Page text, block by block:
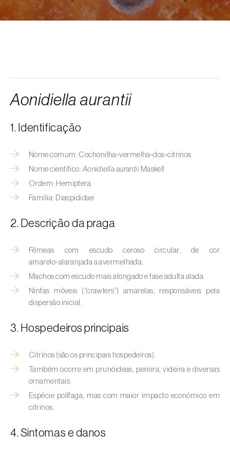
Afídeo-da-erva-maça (Rhopalosiphum
oxyacanthae
Afídeo-das-hastes-da-roseira
(
Brachycaudus prunicola)
Afídeo-do-espinheiro (
Afídeo-farinhento-do-pessegueiro
Afídeo-lanígero-das-macieiras (
Eriosoma
Afídeo-negro-do-feijão (Aphis fabae)
(Brachycaudus persicae)
Afídeo-verde ( Myzus persicae )
Afídeo-verde-da-ameixeira (Brachycaudus
helichrysi)
Afídeo-verde-da-amendoeira
Aonidiella aurantii
1. Identificação
Nome comum: Cochonilha‑vermelha‑dos‑citrinos
Nome científico:Aonidiella aurantii Maskell
Ordem: Hemiptera
Família: Diaspididae
2. Descrição da praga
Fêmeas com escudo ceroso circular, de cor
amarelo‑alaranjada a avermelhada.
Machos com escudo mais alongado e fase adulta alada.
Ninfas móveis (“crawlers”) amarelas, responsáveis pela
dispersão inicial.
3. Hospedeiros principais
Citrinos (são os principais hospedeiros).
Também ocorre em prunóideas, pereira, videira e diversas
ornamentais.
Espécie polífaga, mas com maior impacto económico em
citrinos.
4. Sintomas e danos